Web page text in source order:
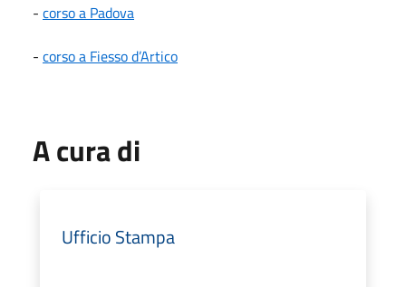
- corso a Padova
- corso a Fiesso d’Artico
A cura di
Ufficio Stampa